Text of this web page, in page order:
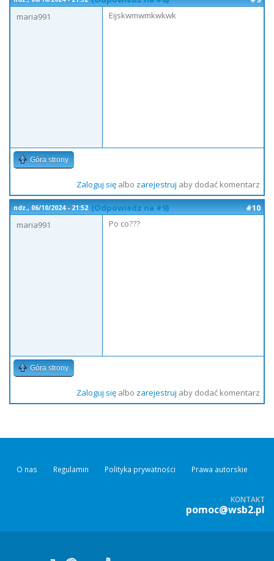
maria991
Eijskwmwmkwkwk
Góra strony
Zaloguj sięalbo zarejestruj aby dodać komentarz
ndz., 06/10/2024 - 21:52 (Odpowiedz na #9)
#10
maria991
Po co???
Góra strony
Zaloguj sięalbo zarejestruj aby dodać komentarz
O nas Regulamin Polityka prywatności Prawa autorskie
KONTAKT
pomoc@wsb2.pl